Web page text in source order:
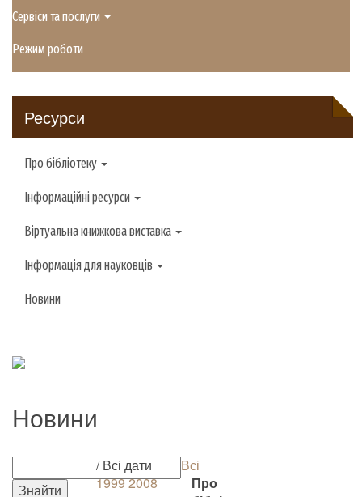
Сервіси та послуги
Режим роботи
Ресурси
Про бібліотеку
Інформаційні ресурси
Віртуальна книжкова виставка
Інформація для науковців
Новини
Новини
/ Всі дати
19992008
Всі
Про